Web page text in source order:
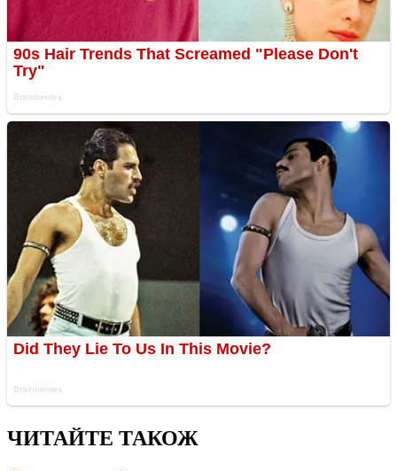
ЧИТАЙТЕ ТАКОЖ